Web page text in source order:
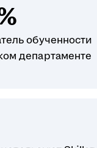
обученности
департаменте